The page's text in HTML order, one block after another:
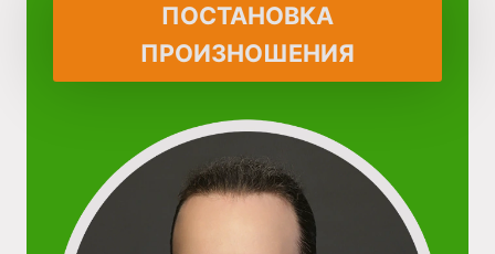
ПОСТАНОВКА
ПРОИЗНОШЕНИЯ